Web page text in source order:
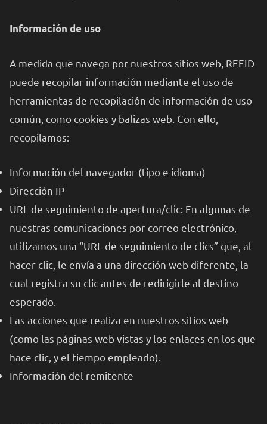
Información de uso
A medida que navega por nuestros sitios web, REEID
puede recopilar información mediante el uso de
herramientas de recopilación de información de uso
común, como cookies y balizas web. Con ello,
recopilamos:
Información del navegador (tipo e idioma)
Dirección IP
URL de seguimiento de apertura/clic: En algunas de
nuestras comunicaciones por correo electrónico,
utilizamos una “URL de seguimiento de clics” que, al
hacer clic, le envía a una dirección web diferente, la
cual registra su clic antes de redirigirle al destino
esperado.
Las acciones que realiza en nuestros sitios web
(como las páginas web vistas y los enlaces en los que
hace clic, y el tiempo empleado).
Información del remitente